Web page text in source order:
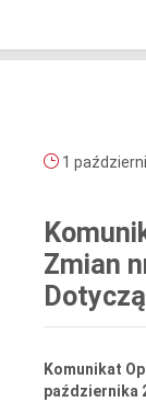
1
Zmian
Komunikat
października